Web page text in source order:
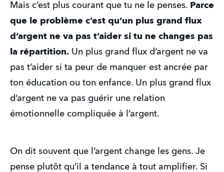
Mais c’est plus courant que tu ne le penses. Parce
que le problème c’est qu’un plus grand flux
d’argent ne va pas t’aider si tu ne changes pas
la répartition. Un plus grand flux d’argent ne va
pas t’aider si ta peur de manquer est ancrée par
ton éducation ou ton enfance. Un plus grand flux
d’argent ne va pas guérir une relation
émotionnelle compliquée à l’argent.
On dit souvent que l’argent change les gens. Je
pense plutôt qu’il a tendance à tout amplifier. Si